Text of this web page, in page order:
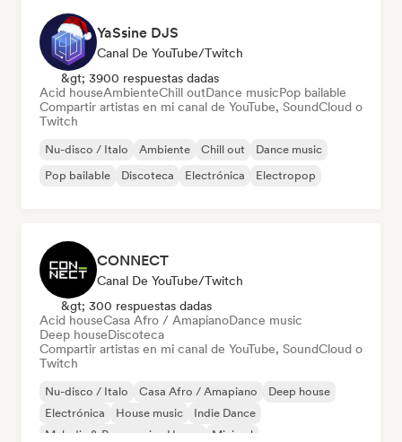
YaSsine DJS
Canal De YouTube/Twitch
&gt; 3900 respuestas dadas
Acid houseAmbienteChill outDance musicPop bailable
Compartir artistas en mi canal de YouTube, SoundCloud o
Twitch
Nu-disco / Italo Ambiente Chill out
Dance music
Pop bailable
Discoteca Electrónica Electropop
CONNECT
Canal De YouTube/Twitch
&gt; 300 respuestas dadas
Acid houseCasa Afro / AmapianoDance music
Deep houseDiscoteca
Compartir artistas en mi canal de YouTube, SoundCloud o
Twitch
Nu-disco / Italo Casa Afro / Amapiano
Deep house
Electrónica
House music
Indie Dance
Melodic & Progressive House
Minimal